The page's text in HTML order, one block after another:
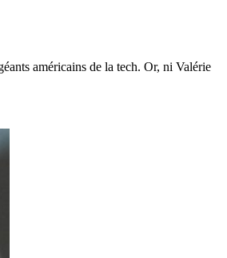
américains de la tech. Or, ni Valérie